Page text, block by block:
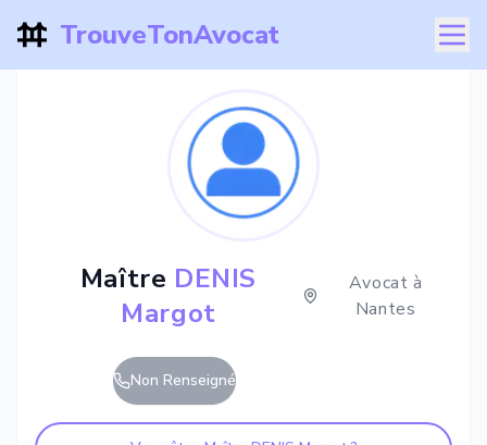
TrouveTonAvocat
Maître DENIS
Margot
Avocat à
Nantes
Non Renseigné